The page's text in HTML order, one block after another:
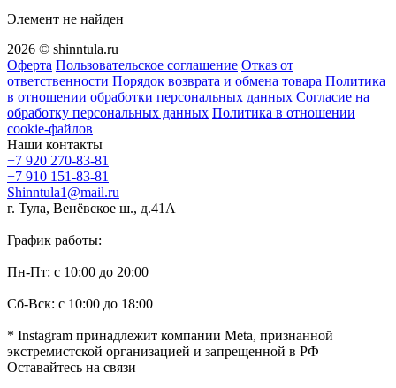
Элемент не найден
2026 © shinntula.ru
Оферта Пользовательское соглашение Отказ от
ответственности Порядок возврата и обмена товара Политика
в отношении обработки персональных данных Согласие на
обработку персональных данных Политика в отношении
cookie-файлов
Наши контакты
+7 920 270-83-81
+7 910 151-83-81
Shinntula1@mail.ru
г. Тула, Венёвское ш., д.41А
График работы:
Пн-Пт: с 10:00 до 20:00
Сб-Вск: с 10:00 до 18:00
* Instagram принадлежит компании Meta, признанной
экстремистской организацией и запрещенной в РФ
Оставайтесь на связи